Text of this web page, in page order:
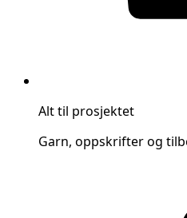
Alt til prosjektet
Garn, oppskrifter og